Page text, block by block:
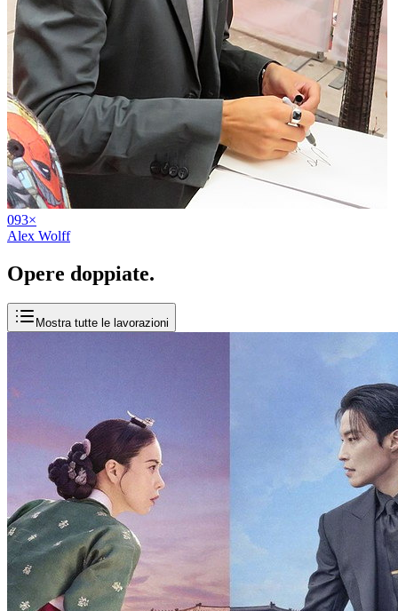
093×
Alex Wolff
Opere doppiate.
Mostra tutte le lavorazioni